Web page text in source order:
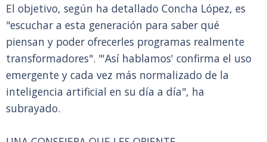
El objetivo, según ha detallado Concha López, es
"escuchar a esta generación para saber qué
piensan y poder ofrecerles programas realmente
transformadores". "'Así hablamos' confirma el uso
emergente y cada vez más normalizado de la
inteligencia artificial en su día a día", ha
subrayado.